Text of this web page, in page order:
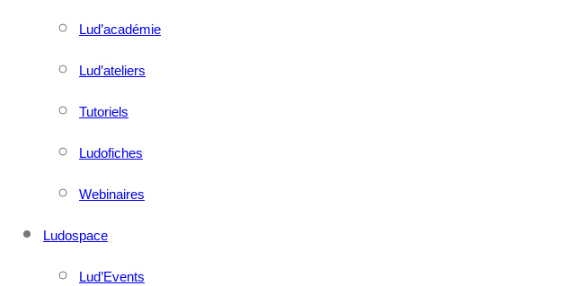
Lud’académie
Lud’ateliers
Tutoriels
Ludofiches
Webinaires
Ludospace
Lud’Events